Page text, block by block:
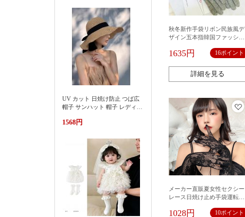
UV カット 日焼け防止 つば広
帽子 サンハット 帽子 レディー
好看防晒显脸小沙滩海边防紫
1568円
秋冬新作手袋リボン民族風デ
ザイン五本指韓国ファッショ
1635円 16ポイント
詳細を見る
メーカー直販夏女性セクシー
レース日焼け止め手袋運転結
1028円 10ポイント